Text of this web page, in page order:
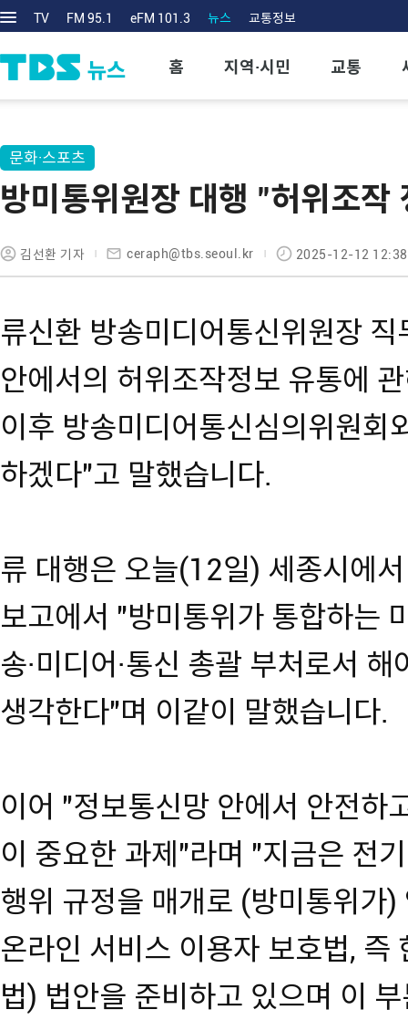
TV FM 95.1 eFM 101.3 뉴스 교통정보
홈 지역·시민 교통
문화·스포츠
방미통위원장 대행 "허위조작
김선환 기자 ceraph@tbs.seoul.kr 2025-12-12 12:38
류신환 방송미디어통신위원장
안에서의 허위조작정보 유통에
이후 방송미디어통신심의위원회
하겠다"고 말했습니다.
류 대행은 오늘(12일) 세종시에
보고에서 "방미통위가 통합하는
송·미디어·통신 총괄 부처로서
생각한다"며 이같이 말했습니다.
이어 "정보통신망 안에서 안전하
이 중요한 과제"라며 "지금은 전
행위 규정을 매개로 (방미통위가
온라인 서비스 이용자 보호법, 즉
법) 법안을 준비하고 있으며 이